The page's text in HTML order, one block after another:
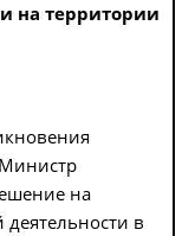
на территории
на
в